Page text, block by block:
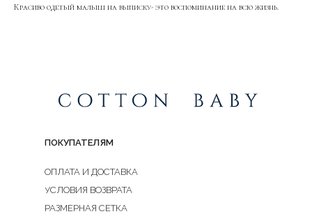
Красиво одетый малыш на выписку- это воспоминание на всю жизнь.
ПОКУПАТЕЛЯМ
ОПЛАТА И ДОСТАВКА
УСЛОВИЯ ВОЗВРАТА
РАЗМЕРНАЯ СЕТКА